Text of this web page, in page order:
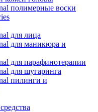
полимерные воски
для лица
для маникюра и
для парафинотерапии
для шугаринга
пилинги и